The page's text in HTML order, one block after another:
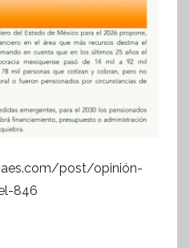
post/opinión-
846